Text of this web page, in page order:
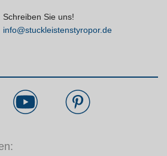
Schreiben Sie uns!
info@stuckleistenstyropor.de